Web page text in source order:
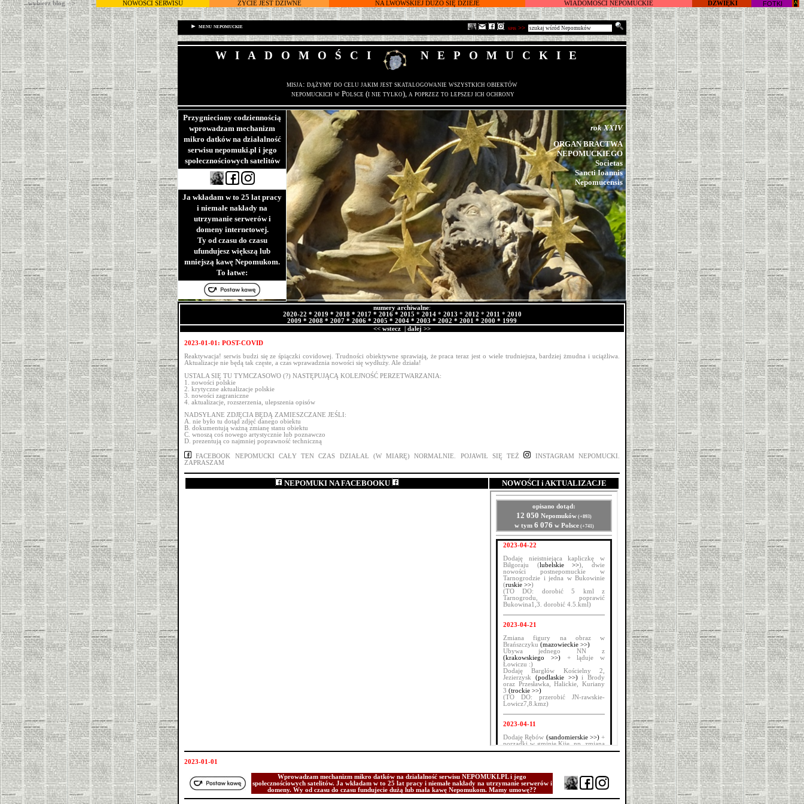
wybierz blog --> NOWOŚCI SERWISU ŻYCIE JEST DZIWNE NA LWOWSKIEJ DUŻO SIĘ DZIEJE WIADOMOŚCI NEPOMUCKIE DŹWIĘKI FOTKI ^
► menu nepomuckie spis >>
WIADOMOŚCI NEPOMUCKIE
misja: dążymy do celu jakim jest skatalogowanie wszystkich obiektów
nepomuckich w Polsce (i nie tylko), a poprzez to lepszej ich ochrony
Przygnieciony codziennością
wprowadzam mechanizm
mikro datków na działalność
serwisu nepomuki.pl i jego
społecznościowych satelitów
Ja wkładam w to 25 lat pracy
i niemałe nakłady na
utrzymanie serwerów i
domeny internetowej.
Ty od czasu do czasu
ufundujesz większą lub
mniejszą kawę Nepomukom.
To łatwe:
rok XXIV
ORGAN BRACTWA
NEPOMUCKIEGO
Societas
Sancti Ioannis
Nepomucensis
numery archiwalne:
2020-22 * 2019 * 2018* 2017* 2016* 2015 * 2014* 2013 * 2012 * 2011 * 2010
2009 * 2008 * 2007 * 2006 * 2005 * 2004 * 2003 * 2002 * 2001 * 2000 * 1999
<< wstecz
dalej >>
2023-01-01: POST-COVID
Reaktywacja! serwis budzi się ze śpiączki covidowej. Trudności obiektywne sprawiają, że praca teraz jest o wiele trudniejsza, bardziej żmudna i uciążliwa.
Aktualizacje nie będą tak częste, a czas wprawadznia nowości się wydłuży. Ale działa!
USTALA SIĘ TU TYMCZASOWO (?) NASTĘPUJĄCĄ KOLEJNOŚĆ PERZETWARZANIA:
1. nowości polskie
2. krytyczne aktualizacje polskie
3. nowości zagraniczne
4. aktualizacje, rozszerzenia, ulepszenia opisów
NADSYŁANE ZDJĘCIA BĘDĄ ZAMIESZCZANE JEŚLI:
A. nie było tu dotąd zdjęć danego obiektu
B. dokumentują ważną zmianę stanu obiektu
C. wnoszą coś nowego artystycznie lub poznawczo
D. prezentują co najmniej poprawność techniczną
FACEBOOK NEPOMUCKI CAŁY TEN CZAS DZIAŁAŁ (W MIARĘ) NORMALNIE. POJAWIŁ SIĘ TEŻ
INSTAGRAM NEPOMUCKI.
ZAPRASZAM
NEPOMUKI NA FACEBOOKU NOWOŚCI i AKTUALIZACJE
2023-01-01
Wprowadzam mechanizm mikro datków na działalność serwisu NEPOMUKI.PL i jego
społecznościowych satelitów. Ja wkładam w to 25 lat pracy i niemałe nakłady na utrzymanie serwerów i
domeny. Wy od czasu do czasu fundujecie dużą lub mała kawę Nepomukom. Mamy umowę??